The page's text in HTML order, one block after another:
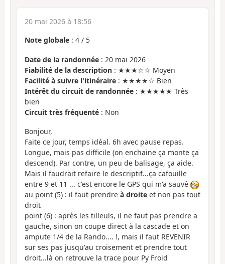
20 mai 2026 à 18:56
Note globale : 4 / 5
Date de la randonnée : 20 mai 2026
Fiabilité de la description : ★★★☆☆ Moyen
Facilité à suivre l'itinéraire : ★★★★☆ Bien
Intérêt du circuit de randonnée : ★★★★★ Très
bien
Circuit très fréquenté : Non
Bonjour,
Faite ce jour, temps idéal. 6h avec pause repas.
Longue, mais pas difficile (on enchaine ça monte ça
descend). Par contre, un peu de balisage, ça aide.
Mais il faudrait refaire le descriptif...ça cafouille
entre 9 et 11 ... c'est encore le GPS qui m'a sauvé
au point (5) : il faut prendre à droite et non pas tout
droit
point (6) : après les tilleuls, il ne faut pas prendre a
gauche, sinon on coupe direct à la cascade et on
ampute 1/4 de la Rando.... !, mais il faut REVENIR
sur ses pas jusqu'au croisement et prendre tout
droit...là on retrouve la trace pour Py Froid